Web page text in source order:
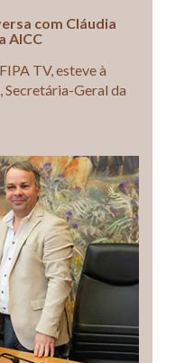
com Cláudia
AICC
TV, esteve à
Secretária-Geral da